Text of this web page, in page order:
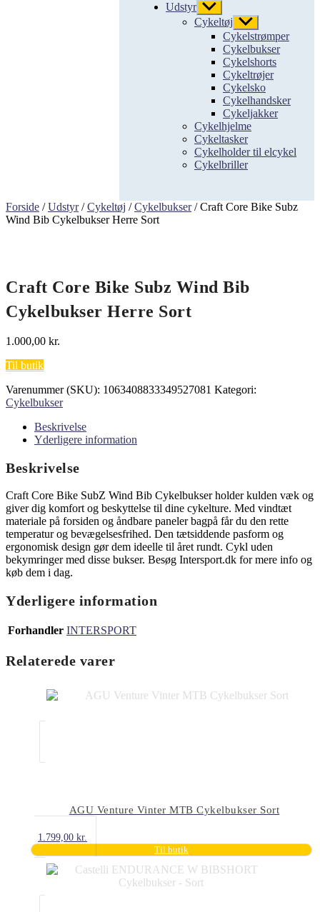
Udstyr Vis
undermenu
Cykeltøj Vis
undermenu
Cykelstrømper
Cykelbukser
Cykelshorts
Cykeltrøjer
Cykelsko
Cykelhandsker
Cykeljakker
Cykelhjelme
Cykeltasker
Cykelholder til elcykel
Cykelbriller
Forside /Udstyr/Cykeltøj /Cykelbukser/ Craft Core Bike Subz
Wind Bib Cykelbukser Herre Sort
Craft Core Bike Subz Wind Bib
Cykelbukser Herre Sort
1.000,00 kr.
Til butik
Varenummer (SKU): 1063408833349527081 Kategori:
Cykelbukser
Beskrivelse
Yderligere information
Beskrivelse
Craft Core Bike SubZ Wind Bib Cykelbukser holder kulden væk og
giver dig komfort og beskyttelse til dine cykelture. Med vindtæt
materiale på forsiden og åndbare paneler bagpå får du den rette
temperatur og bevægelsesfrihed. Den tætsiddende pasform og
ergonomisk design gør dem ideelle til året rundt. Cykl uden
bekymringer med disse bukser. Besøg Intersport.dk for mere info og
køb dem i dag.
Yderligere information
Forhandler INTERSPORT
Relaterede varer
AGU Venture Vinter MTB Cykelbukser Sort
1.799,00 kr.
Til butik